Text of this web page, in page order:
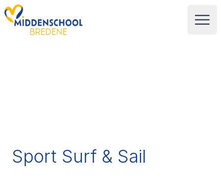
Your Company
Sport Surf & Sail